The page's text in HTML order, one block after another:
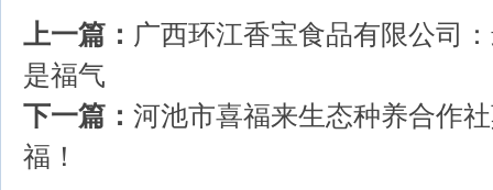
上一篇： 广西环江香宝食品有限公司
是福气
下一篇： 河池市喜福来生态种养合作
福！